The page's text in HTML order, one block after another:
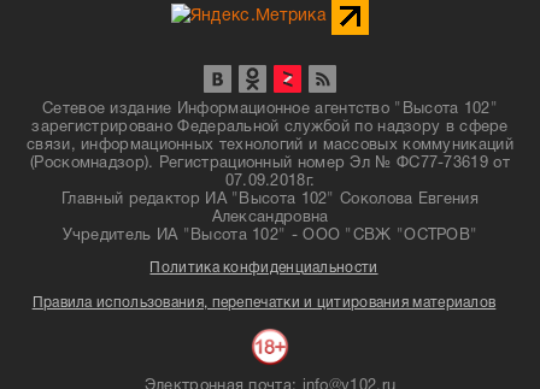
Сетевое издание Информационное агентство "Высота 102"
зарегистрировано Федеральной службой по надзору в сфере
связи, информационных технологий и массовых коммуникаций
(Роскомнадзор). Регистрационный номер Эл № ФС77-73619 от
07.09.2018г.
Главный редактор ИА "Высота 102" Соколова Евгения
Александровна
Учредитель ИА "Высота 102" - ООО "СВЖ "ОСТРОВ"
Политика конфиденциальности
Правила использования, перепечатки и цитирования материалов